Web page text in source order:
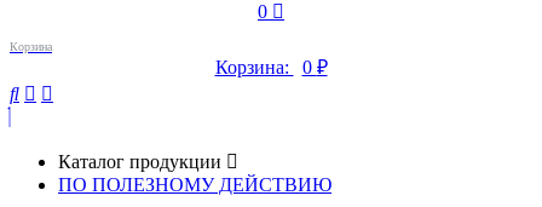
0
Корзина
Корзина: 0 ₽
Каталог продукции
ПО ПОЛЕЗНОМУ ДЕЙСТВИЮ